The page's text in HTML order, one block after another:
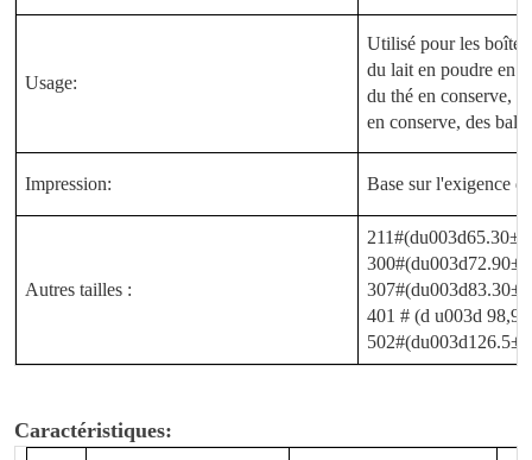
Usage:
Utilisé pour les boîtes
du lait en poudre en
du thé en conserve,
en conserve, des
Impression: Base sur l'exigence
Autres tailles :
401 # (d u003d
Caractéristiques: